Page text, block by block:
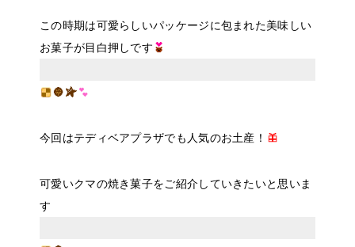
この時期は可愛らしいパッケージに包まれた美味しい
お菓子が目白押しです
今回はテディベアプラザでも人気のお土産！
可愛いクマの焼き菓子をご紹介していきたいと思いま
す